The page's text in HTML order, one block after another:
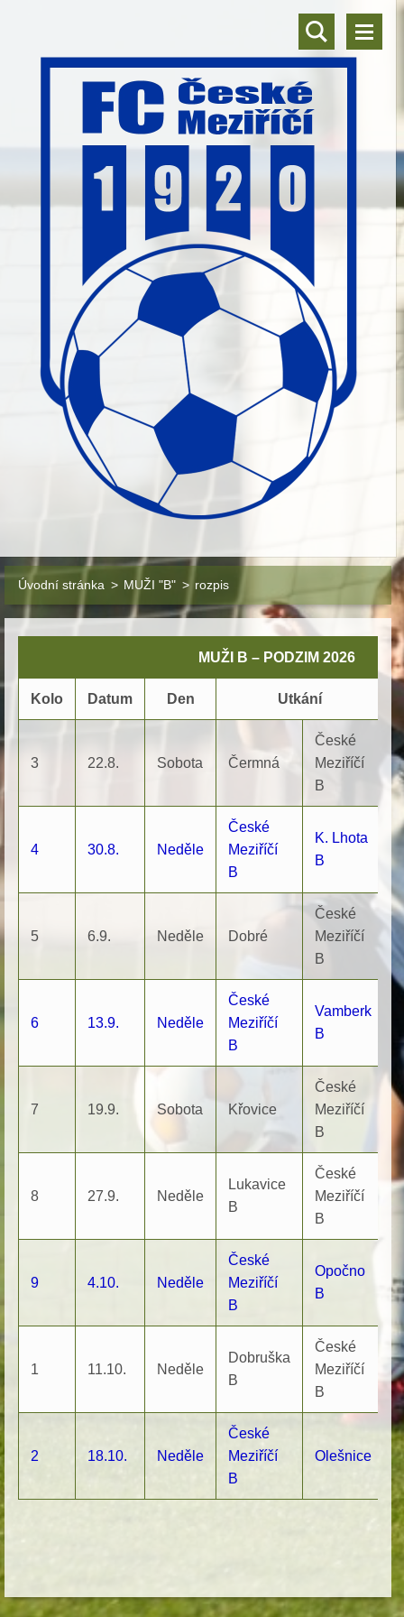
Úvodní stránka > MUŽI "B" > rozpis
MUŽI B – PODZIM 2026
Kolo Datum Den Utkání
3 22.8. Sobota Čermná
České
Meziříčí
B
4 30.8. Neděle
České
Meziříčí
B
K. Lhota
B
5 6.9. Neděle Dobré
České
Meziříčí
B
6 13.9. Neděle
České
Meziříčí
B
Vamberk
B
7 19.9. Sobota Křovice
České
Meziříčí
B
8 27.9. Neděle
Lukavice
B
České
Meziříčí
B
9 4.10. Neděle
České
Meziříčí
B
Opočno
B
1 11.10. Neděle
Dobruška
B
České
Meziříčí
B
2 18.10. Neděle
České
Meziříčí
B
Olešnice